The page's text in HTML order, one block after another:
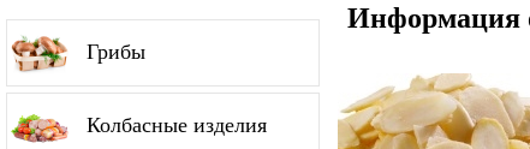
Грибы
Колбасные изделия
Информация